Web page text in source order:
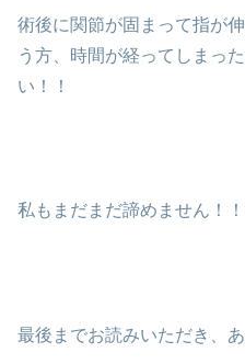
術後に関節が固まって指が
う方、時間が経ってしまっ
い！！
私もまだまだ諦めません！
最後までお読みいただき、